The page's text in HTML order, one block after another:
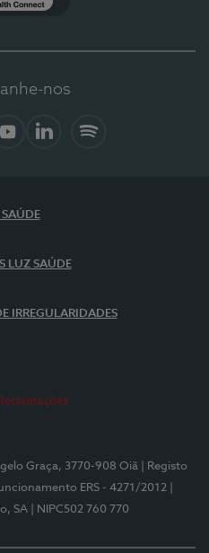
nos
SAÚDE
LUZ SAÚDE
IRREGULARIDADES
Graça, 3770-908 Oiã
| Registo
ERS - 4271/2012
SA
| NIPC502 760 770